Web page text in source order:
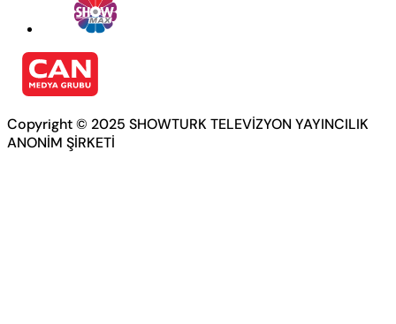
Copyright © 2025 SHOWTURK TELEVİZYON YAYINCILIK
ANONİM ŞİRKETİ